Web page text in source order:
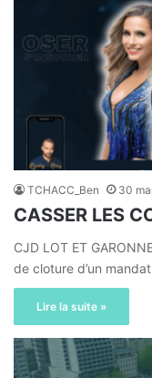
TCHACC_Ben 30
CASSER LES
CJD LOT ET
de cloture d’un
Lire la suite »